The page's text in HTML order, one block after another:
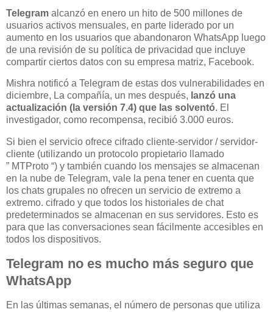
Telegram alcanzó en enero un hito de 500 millones de
usuarios activos mensuales, en parte liderado por un
aumento en los usuarios que abandonaron WhatsApp luego
de una revisión de su política de privacidad que incluye
compartir ciertos datos con su empresa matriz, Facebook.
Mishra notificó a Telegram de estas dos vulnerabilidades en
diciembre, La compañía, un mes después, lanzó una
actualización (la versión 7.4) que las solventó. El
investigador, como recompensa, recibió 3.000 euros.
Si bien el servicio ofrece cifrado cliente-servidor / servidor-
cliente (utilizando un protocolo propietario llamado
” MTProto “) y también cuando los mensajes se almacenan
en la nube de Telegram, vale la pena tener en cuenta que
los chats grupales no ofrecen un servicio de extremo a
extremo. cifrado y que todos los historiales de chat
predeterminados se almacenan en sus servidores. Esto es
para que las conversaciones sean fácilmente accesibles en
todos los dispositivos.
Telegram no es mucho más seguro que
WhatsApp
En las últimas semanas, el número de personas que utiliza